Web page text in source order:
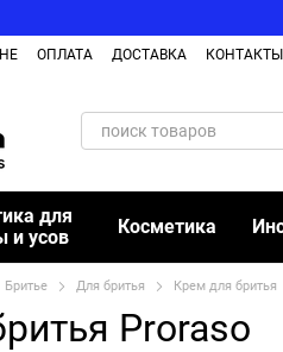
ОПЛАТА ДОСТАВКА КОНТАКТЫ
для
и усов
Косметика
Бритье Для бритья Крем для бритья
Proraso